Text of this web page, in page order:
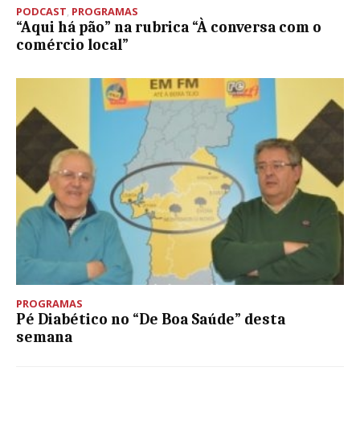
PODCAST PROGRAMAS
“Aqui há pão” na rubrica “À conversa com o
comércio local”
PROGRAMAS
Pé Diabético no “De Boa Saúde” desta
semana